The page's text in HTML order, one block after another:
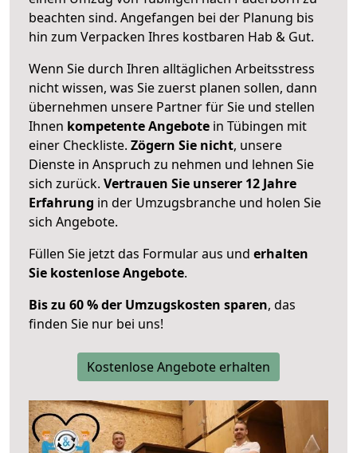
beachten sind. Angefangen bei der Planung bis
hin zum Verpacken Ihres kostbaren Hab & Gut.
Wenn Sie durch Ihren alltäglichen Arbeitsstress
nicht wissen, was Sie zuerst planen sollen, dann
übernehmen unsere Partner für Sie und stellen
Ihnen kompetente Angebote in Tübingen mit
einer Checkliste. Zögern Sie nicht, unsere
Dienste in Anspruch zu nehmen und lehnen Sie
sich zurück. Vertrauen Sie unserer 12 Jahre
Erfahrung in der Umzugsbranche und holen Sie
sich Angebote.
Füllen Sie jetzt das Formular aus und erhalten
Sie kostenlose Angebote.
Bis zu 60 % der Umzugskosten sparen, das
finden Sie nur bei uns!
Kostenlose Angebote erhalten